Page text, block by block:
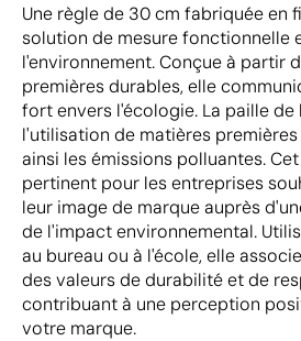
Une règle de 30 cm fabriquée en
solution de mesure fonctionnelle
l'environnement. Conçue à partir
premières durables, elle
fort envers l'écologie. La paille
l'utilisation de matières
ainsi les émissions polluantes.
pertinent pour les entreprises
leur image de marque auprès
de l'impact environnemental.
au bureau ou à l'école, elle
des valeurs de durabilité et de
contribuant à une perception
votre marque.